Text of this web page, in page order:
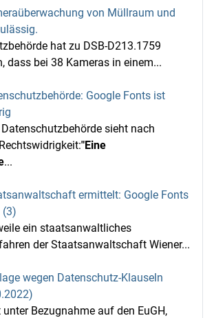
von Müllraum und
hat zu DSB-D213.1759
dass bei 38 Kameras in einem...
Google Fonts ist
sieht nach
"Eine
...
ermittelt: Google Fonts
(3)
ein staatsanwaltliches
der Staatsanwaltschaft Wiener...
wegen Datenschutz-Klauseln
unter Bezugnahme auf den EuGH,